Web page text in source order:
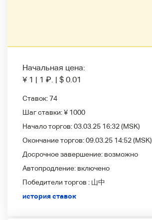
Начальная цена:
¥ 1 | 1 ₽. | $ 0.01
Ставок:74
Шаг ставки:¥ 1000
Начало торгов:03.03.25 16:32(MSK)
Окончание торгов:09.03.25 14:52(MSK)
Досрочное завершение: возможно
Автопродление: включено
Победители
торгов : 山中
история ставок